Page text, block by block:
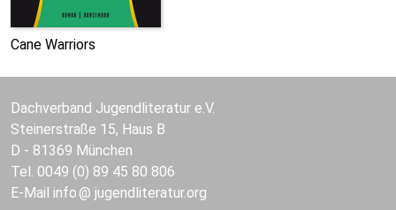
Cane Warriors
Dachverband Jugendliteratur e.V.
Steinerstraße 15, Haus B
D - 81369 München
Tel. 0049 (0) 89 45 80 806
E-Mail info jugendliteratur.org